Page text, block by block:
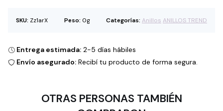
SKU: Zz1arX Peso: 0g Categorías: Anillos ANILLOS TREND
Entrega estimada: 2-5 días hábiles
Envío asegurado: Recibí tu producto de forma segura.
OTRAS PERSONAS TAMBIÉN